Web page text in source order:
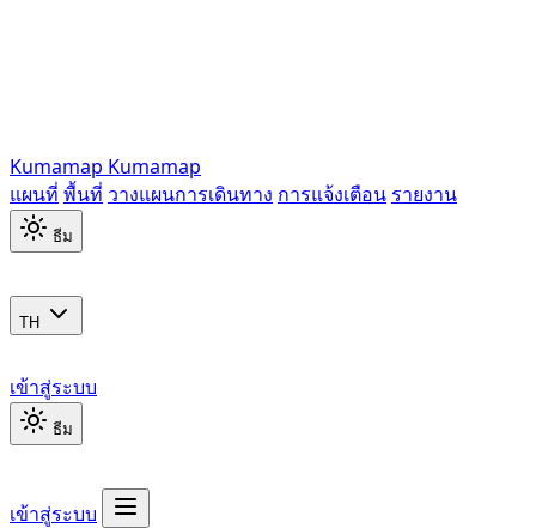
Kumamap Kumamap
แผนที่ พื้นที่ วางแผนการเดินทาง การแจ้งเตือน รายงาน
ธีม
TH
เข้าสู่ระบบ
ธีม
เข้าสู่ระบบ